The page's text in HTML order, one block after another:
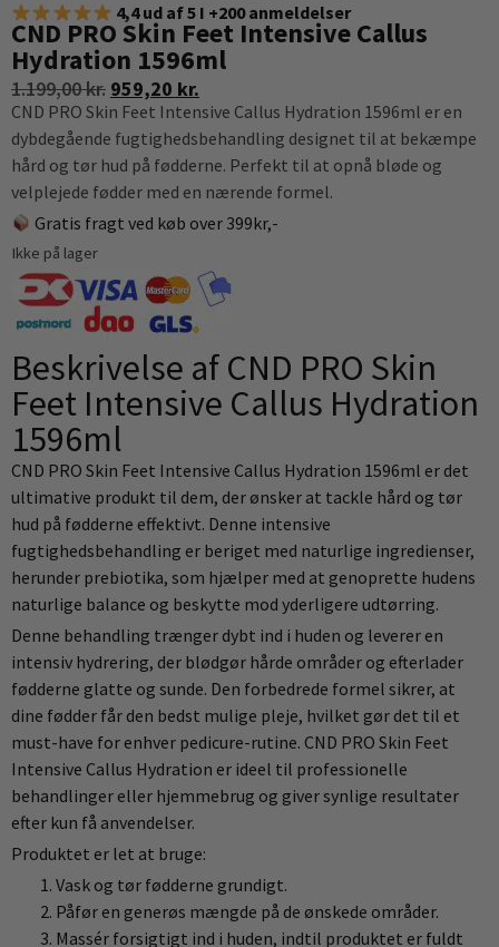
4,4 ud af 5 I +200 anmeldelser
CND PRO Skin Feet Intensive Callus
Hydration 1596ml
1.199,00kr. 959,20 kr.
CND PRO Skin Feet Intensive Callus Hydration 1596ml er en
dybdegående fugtighedsbehandling designet til at bekæmpe
hård og tør hud på fødderne. Perfekt til at opnå bløde og
velplejede fødder med en nærende formel.
Gratis fragt ved køb over 399kr,-
Ikke på lager
Beskrivelse af CND PRO Skin
Feet Intensive Callus Hydration
1596ml
CND PRO Skin Feet Intensive Callus Hydration 1596ml er det
ultimative produkt til dem, der ønsker at tackle hård og tør
hud på fødderne effektivt. Denne intensive
fugtighedsbehandling er beriget med naturlige ingredienser,
herunder prebiotika, som hjælper med at genoprette hudens
naturlige balance og beskytte mod yderligere udtørring.
Denne behandling trænger dybt ind i huden og leverer en
intensiv hydrering, der blødgør hårde områder og efterlader
fødderne glatte og sunde. Den forbedrede formel sikrer, at
dine fødder får den bedst mulige pleje, hvilket gør det til et
must-have for enhver pedicure-rutine. CND PRO Skin Feet
Intensive Callus Hydration er ideel til professionelle
behandlinger eller hjemmebrug og giver synlige resultater
efter kun få anvendelser.
Produktet er let at bruge:
Vask og tør fødderne grundigt.
Påfør en generøs mængde på de ønskede områder.
Massér forsigtigt ind i huden, indtil produktet er fuldt